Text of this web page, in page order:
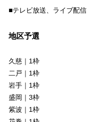
■テレビ放送、ライブ配信
地区予選
久慈｜1枠
二戸｜1枠
岩手｜1枠
盛岡｜3枠
紫波｜1枠